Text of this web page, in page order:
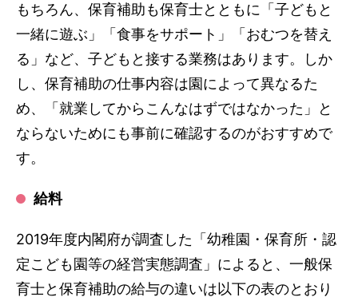
もちろん、保育補助も保育士とともに「子どもと
一緒に遊ぶ」「食事をサポート」「おむつを替え
る」など、子どもと接する業務はあります。しか
し、保育補助の仕事内容は園によって異なるた
め、「就業してからこんなはずではなかった」と
ならないためにも事前に確認するのがおすすめで
す。
給料
2019年度内閣府が調査した「幼稚園・保育所・認
定こども園等の経営実態調査」によると、一般保
育士と保育補助の給与の違いは以下の表のとおり